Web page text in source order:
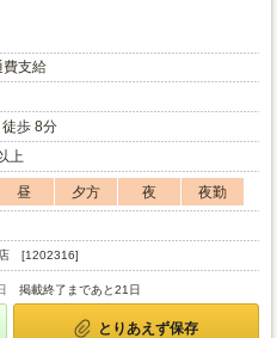
支給
歩 8分
上
昼 夕方 夜
夜勤
[1202316]
掲載終了まであと21日
とりあえず保存